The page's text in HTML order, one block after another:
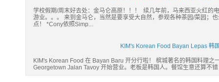
学校假期/周末好去处：金马仑高原！！！ 续几年前，马来西亚火红的
游业。。。 来到金马仑，当然是要享受大自然，参观各种茶园/菜园；
点！ *Cony依照Simp...
KIM's Korean Food Bayan Lepas 韩
KIM's Korean Food 在 Bayan Baru 开分行啦！ 槟城著名的韩国料理之
Georgetown Jalan Tavoy 开始营业。老板是韩国人。餐馆生意还算不